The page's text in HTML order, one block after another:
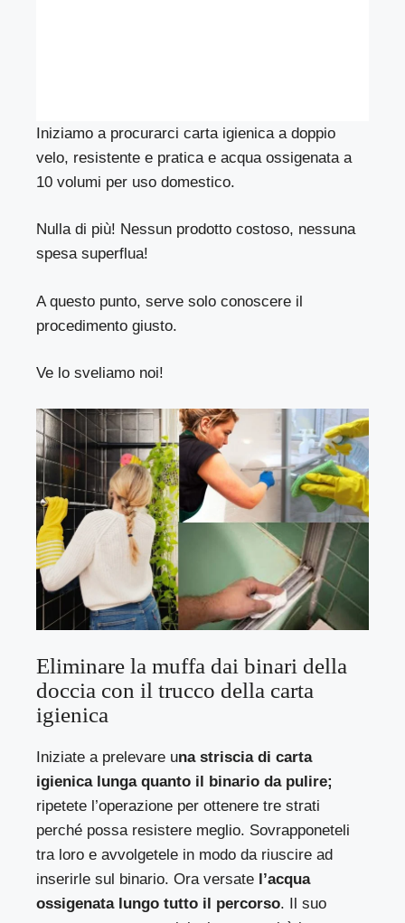
Iniziamo a procurarci carta igienica a doppio
velo, resistente e pratica e acqua ossigenata a
10 volumi per uso domestico.
Nulla di più! Nessun prodotto costoso, nessuna
spesa superflua!
A questo punto, serve solo conoscere il
procedimento giusto.
Ve lo sveliamo noi!
Eliminare la muffa dai binari della
doccia con il trucco della carta
igienica
Iniziate a prelevare una striscia di carta
igienica lunga quanto il binario da pulire;
ripetete l’operazione per ottenere tre strati
perché possa resistere meglio. Sovrapponeteli
tra loro e avvolgetele in modo da riuscire ad
inserirle sul binario. Ora versate l’acqua
ossigenata lungo tutto il percorso. Il suo